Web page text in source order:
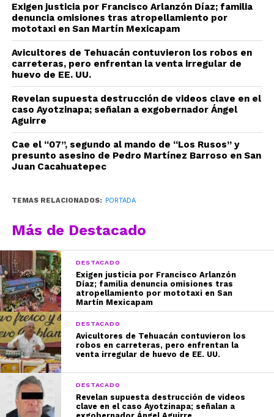
Exigen justicia por Francisco Arlanzón Díaz; familia
denuncia omisiones tras atropellamiento por
mototaxi en San Martín Mexicapam
Avicultores de Tehuacán contuvieron los robos en
carreteras, pero enfrentan la venta irregular de
huevo de EE. UU.
Revelan supuesta destrucción de videos clave en el
caso Ayotzinapa; señalan a exgobernador Ángel
Aguirre
Cae el “07”, segundo al mando de “Los Rusos” y
presunto asesino de Pedro Martínez Barroso en San
Juan Cacahuatepec
TEMAS RELACIONADOS: PORTADA
Más de Destacado
DESTACADO
Exigen justicia por Francisco Arlanzón
Díaz; familia denuncia omisiones tras
atropellamiento por mototaxi en San
Martín Mexicapam
DESTACADO
Avicultores de Tehuacán contuvieron los
robos en carreteras, pero enfrentan la
venta irregular de huevo de EE. UU.
DESTACADO
Revelan supuesta destrucción de videos
clave en el caso Ayotzinapa; señalan a